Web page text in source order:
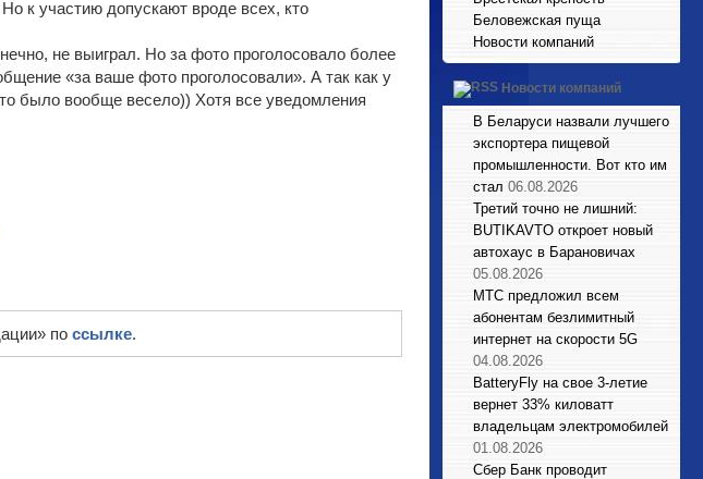
к участию допускают вроде всех, кто
не выиграл. Но за фото проголосовало более
«за ваше фото проголосовали». А так как у
было вообще весело)) Хотя все уведомления
по ссылке.
Беловежская пуща
Новости компаний
Новости компаний
В Беларуси назвали лучшего
экспортера пищевой
промышленности. Вот кто им
стал 06.08.2026
Третий точно не лишний:
BUTIKAVTO откроет новый
автохаус в Барановичах
05.08.2026
МТС предложил всем
абонентам безлимитный
интернет на скорости 5G
04.08.2026
BatteryFly на свое 3-летие
вернет 33% киловатт
владельцам электромобилей
01.08.2026
Сбер Банк проводит